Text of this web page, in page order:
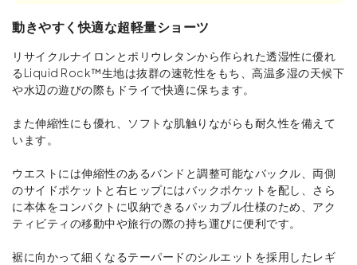
動きやすく快適な超軽量ショーツ
リサイクルナイロンとポリウレタンから作られた透湿性に優れ
るLiquid Rock™生地は抜群の速乾性をもち、高温多湿の天候下
や水辺の遊びの際もドライで快適に保ちます。
また伸縮性にも優れ、ソフトな肌触りながらも耐久性を備えて
います。
ウエストには伸縮性のあるバンドと調整可能なバックル、両側
のサイドポケットと右ヒップにはバックポケットを配し、さら
に本体をコンパクトに収納できるパッカブル仕様のため、アク
ティビティの移動中や旅行の際の持ち運びに便利です。
裾に向かって細くなるテーパードのシルエットを採用したレギ